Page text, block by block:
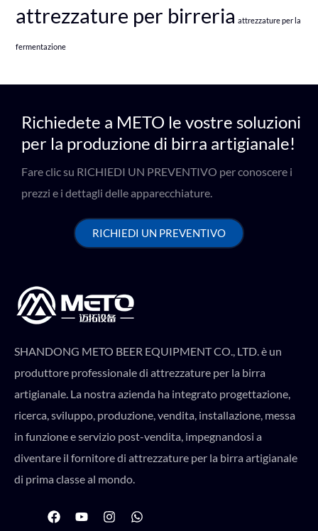
attrezzature per birreria attrezzature per la
fermentazione
Richiedete a METO le vostre soluzioni
per la produzione di birra artigianale!
Fare clic su RICHIEDI UN PREVENTIVO per conoscere i
prezzi e i dettagli delle apparecchiature.
RICHIEDI UN PREVENTIVO
SHANDONG METO BEER EQUIPMENT CO., LTD. è un
produttore professionale di attrezzature per la birra
artigianale. La nostra azienda ha integrato progettazione,
ricerca, sviluppo, produzione, vendita, installazione, messa
in funzione e servizio post-vendita, impegnandosi a
diventare il fornitore di attrezzature per la birra artigianale
di prima classe al mondo.
F
a
Y
o
I
n
W
h